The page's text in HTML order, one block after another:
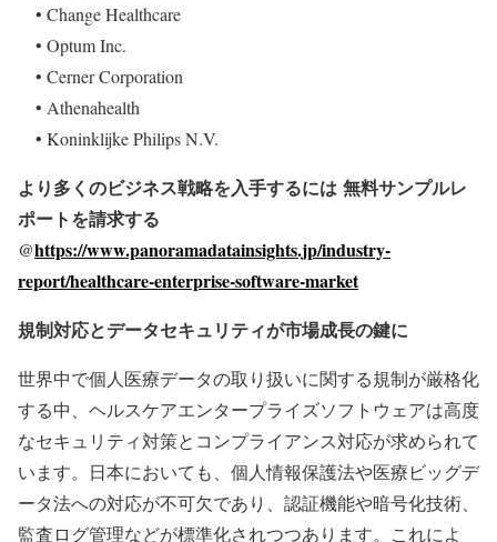
• Change Healthcare
• Optum Inc.
• Cerner Corporation
• Athenahealth
• Koninklijke Philips N.V.
より多くのビジネス戦略を入手するには 無料サンプルレ
ポートを請求する
@https://www.panoramadatainsights.jp/industry-
report/healthcare-enterprise-software-market
規制対応とデータセキュリティが市場成長の鍵に
世界中で個人医療データの取り扱いに関する規制が厳格化
する中、ヘルスケアエンタープライズソフトウェアは高度
なセキュリティ対策とコンプライアンス対応が求められて
います。日本においても、個人情報保護法や医療ビッグデ
ータ法への対応が不可欠であり、認証機能や暗号化技術、
監査ログ管理などが標準化されつつあります。これによ